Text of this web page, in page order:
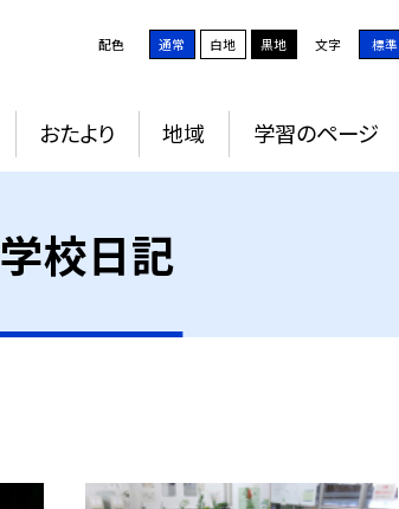
配色 通常 白地 黒地 文字 標準
おたより 地域 学習のページ
学校日記